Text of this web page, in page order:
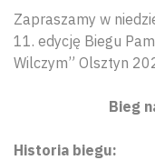
Zapraszamy w
11. edycję Biegu
Wilczym” Olsztyn
Bieg
Historia biegu: